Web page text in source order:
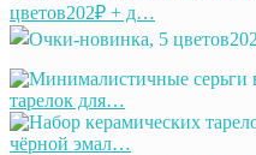
цветов202₽ + д…
тарелок для…
чёрной эмал…